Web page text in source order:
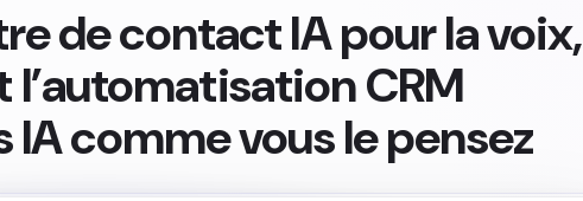
de contact IA pour la voix,
CRM
IA comme vous le pensez